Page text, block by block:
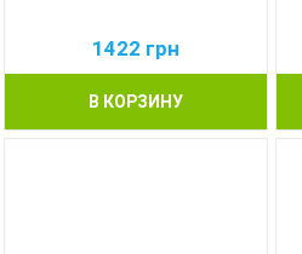
1422 грн
В КОРЗИНУ